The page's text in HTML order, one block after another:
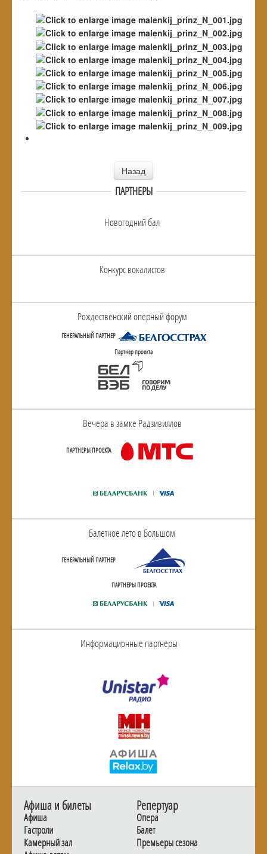
Назад
ПАРТНЕРЫ
Новогодний бал
Конкурс вокалистов
Рождественский оперный форум
ГЕНЕРАЛЬНЫЙ ПАРТНЕР
Партнер проекта
Вечера в замке Радзивиллов
ПАРТНЕРЫ ПРОЕКТА
Балетное лето в Большом
ГЕНЕРАЛЬНЫЙ ПАРТНЕР
ПАРТНЕРЫ ПРОЕКТА
Информационные партнеры
Афиша и билеты
Афиша
Гастроли
Камерный зал
Репертуар
Опера
Балет
Премьеры сезона